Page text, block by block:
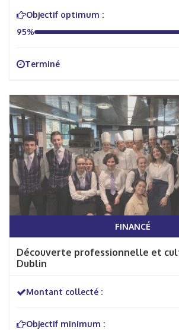
Objectif optimum :
95%
Terminé
FINANCÉ
Découverte professionnelle et
Dublin
Montant collecté :
Objectif minimum :